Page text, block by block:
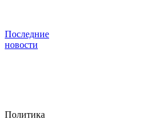
Последние
новости
Политика